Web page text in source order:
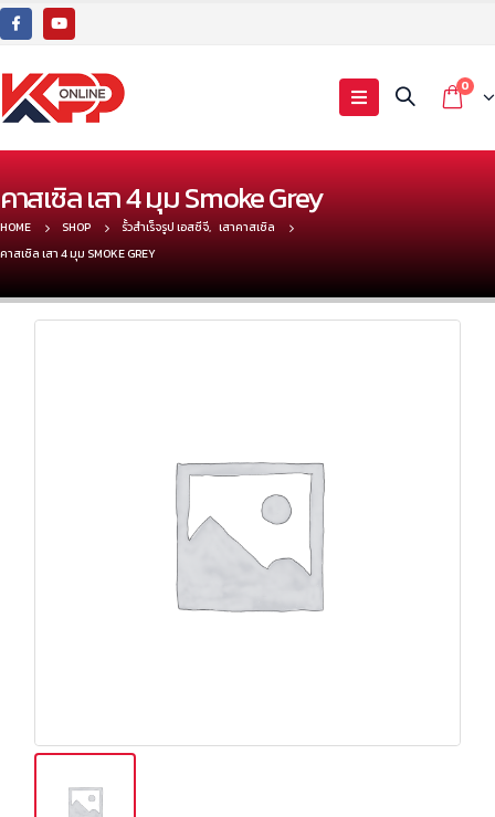
0
คาสเซิล เสา 4 มุม Smoke Grey
HOME SHOP รั้วสำเร็จรูป เอสซีจี, เสาคาสเซิล
คาสเซิล เสา 4 มุม SMOKE GREY